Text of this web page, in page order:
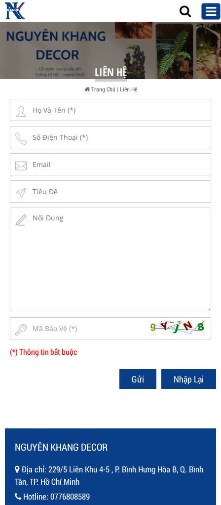
LIÊN HỆ
Trang Chủ| Liên Hệ
(*) Thông tin bắt buộc
Nhập Lại
Gửi
NGUYÊN KHANG DECOR
Địa chỉ: 229/5 Liên Khu 4-5 , P. Bình Hưng Hòa B, Q. Bình
Tân, TP. Hồ Chí Minh
Hotline: 0776808589